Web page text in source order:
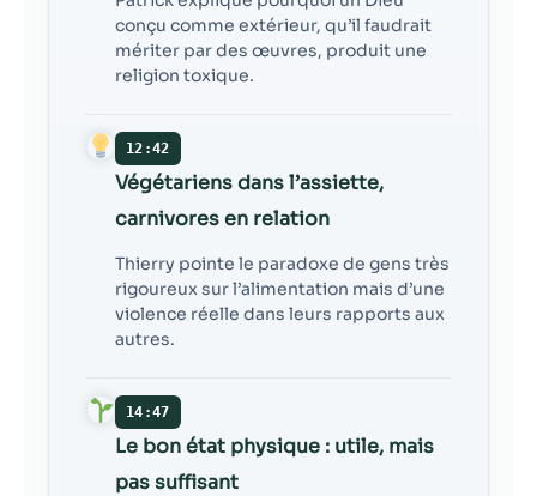
conçu comme extérieur, qu’il faudrait
mériter par des œuvres, produit une
religion toxique.
12:42
Végétariens dans l’assiette,
carnivores en relation
Thierry pointe le paradoxe de gens très
rigoureux sur l’alimentation mais d’une
violence réelle dans leurs rapports aux
autres.
14:47
Le bon état physique : utile, mais
pas suffisant